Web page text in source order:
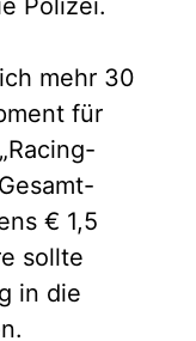
mehr 30
für
€ 1,5
sollte
in die